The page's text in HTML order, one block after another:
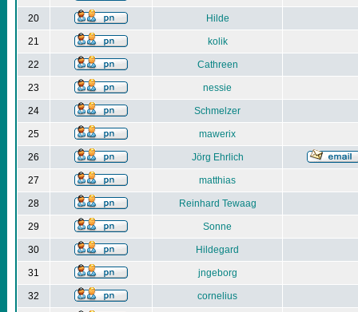
20 Hilde
21 kolik
22 Cathreen
23 nessie
24 Schmelzer
25 mawerix
26 Jörg Ehrlich
27 matthias
28 Reinhard Tewaag
29 Sonne
30 Hildegard
31 jngeborg
32 cornelius